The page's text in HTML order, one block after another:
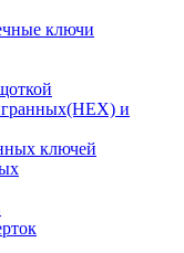
ключи
и
ключей